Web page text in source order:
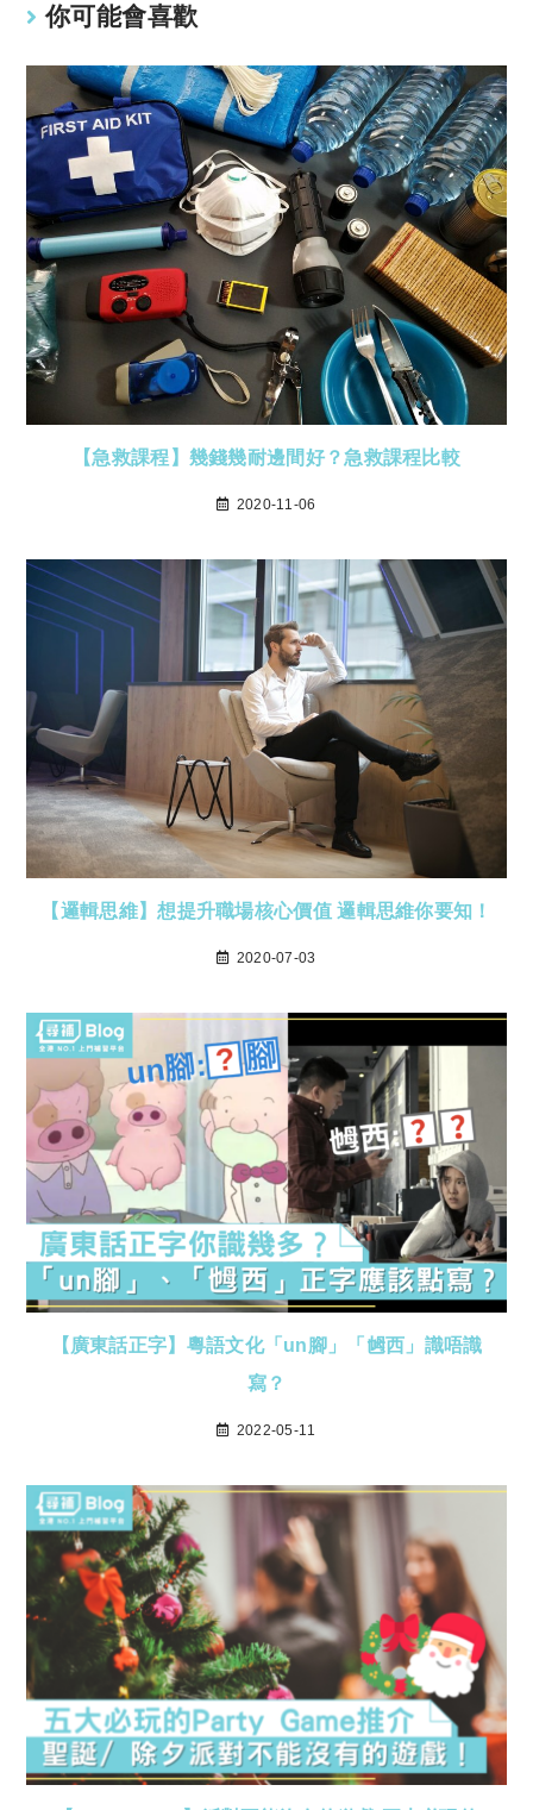
你可能會喜歡
【急救課程】幾錢幾耐邊間好？急救課程比較
2020-11-06
【邏輯思維】想提升職場核心價值 邏輯思維你要知！
2020-07-03
【廣東話正字】粵語文化「un腳」「乸西」識唔識
寫？
2022-05-11